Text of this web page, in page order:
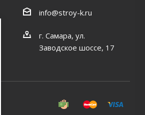
info@stroy-k.ru
г. Самара, ул.
Заводское шоссе, 17